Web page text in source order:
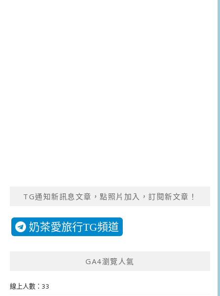
TG通知新訊息文章，點照片加入，訂閱新文章！
奶茶愛旅行TG頻道
GA4瀏覽人氣
線上人數：33